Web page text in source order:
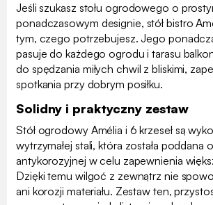
Jeśli szukasz stołu ogrodowego o
ponadczasowym designie, stół bistro
tym, czego potrzebujesz. Jego
pasuje do każdego ogrodu i tarasu
do spędzania miłych chwil z bliskimi,
spotkania przy dobrym posiłku.
Solidny i praktyczny zestaw
Stół ogrodowy Amélia i 6 krzeseł są
wytrzymałej stali, która została poddana
antykorozyjnej w celu zapewnienia
Dzięki temu wilgoć z zewnątrz nie
ani korozji materiału. Zestaw ten,